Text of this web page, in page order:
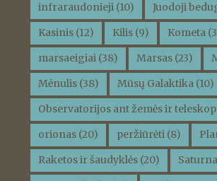
infraraudonieji(10) Juodoji
Kasinis(12) Kilis(9) Kometa
marsaeigiai(38) Marsas(23)
Mėnulis(38) Mūsų Galaktika(10)
Observatorijos ant žemės ir
orionas(20) peržiūrėti(8)
Raketos ir šaudyklės(20)